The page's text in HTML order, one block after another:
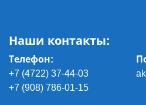
Наши контакты:
Телефон:
+7 (4722) 37-44-03
+7 (908) 786-01-15